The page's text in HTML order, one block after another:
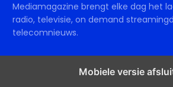
Mediamagazine brengt elke dag het
radio, televisie, on demand
telecomnieuws.
Mobiele versie